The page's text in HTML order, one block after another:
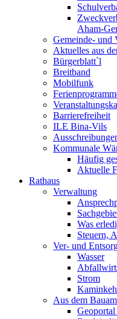
Aham-
Gemeinde- und
Aktuelles aus
Bürgerblatt`l
Breitband
Mobilfunk
Barrierefreiheit
ILE Bina-Vils
Kommunale
Häufig
Aktuelle
Rathaus
Verwaltung
Was
Steuern,
Ver- und
Wasser
Strom
Aus dem
Geoportal